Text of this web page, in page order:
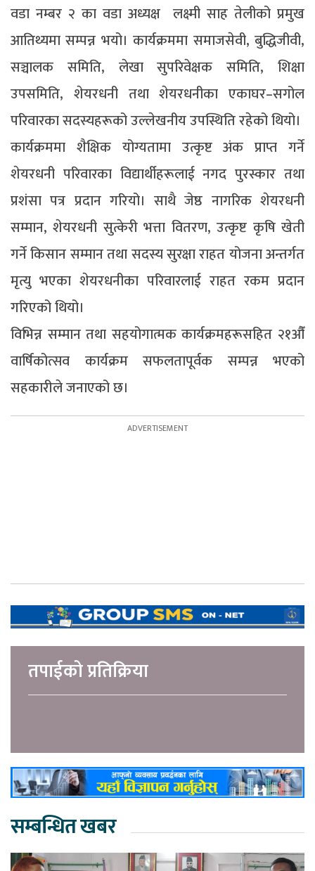
वडा नम्बर २ का वडा अध्यक्ष लक्ष्मी साह तेलीको प्रमुख
आतिथ्यमा सम्पन्न भयो। कार्यक्रममा समाजसेवी, बुद्धिजीवी,
सञ्चालक समिति, लेखा सुपरिवेक्षक समिति, शिक्षा
उपसमिति, शेयरधनी तथा शेयरधनीका एकाघर–सगोल
परिवारका सदस्यहरूको उल्लेखनीय उपस्थिति रहेको थियो।
कार्यक्रममा शैक्षिक योग्यतामा उत्कृष्ट अंक प्राप्त गर्ने
शेयरधनी परिवारका विद्यार्थीहरूलाई नगद पुरस्कार तथा
प्रशंसा पत्र प्रदान गरियो। साथै जेष्ठ नागरिक शेयरधनी
सम्मान, शेयरधनी सुत्केरी भत्ता वितरण, उत्कृष्ट कृषि खेती
गर्ने किसान सम्मान तथा सदस्य सुरक्षा राहत योजना अन्तर्गत
मृत्यु भएका शेयरधनीका परिवारलाई राहत रकम प्रदान
गरिएको थियो।
विभिन्न सम्मान तथा सहयोगात्मक कार्यक्रमहरूसहित २१औँ
वार्षिकोत्सव कार्यक्रम सफलतापूर्वक सम्पन्न भएको
सहकारीले जनाएको छ।
तपाईको प्रतिक्रिया
सम्बन्धित खबर